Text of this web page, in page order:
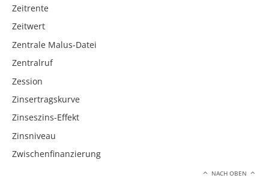
Zeitrente
Zeitwert
Zentrale Malus-Datei
Zentralruf
Zession
Zinsertragskurve
Zinseszins-Effekt
Zinsniveau
Zwischenfinanzierung
NACH OBEN